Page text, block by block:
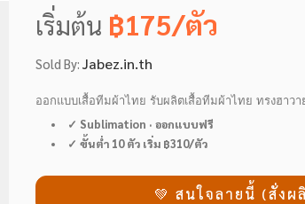
ให้คะแนน
4.7จาก 5
บน
10
การให้
คะแนนของ
เริ่มต้น ฿175/ตัว
Sold By: Jabez.in.th
ออกแบบเสื้อทีมผ้าไทย รับผลิตเสื้อทีมผ้าไทย ทรงฮาว
✓ Sublimation · ออกแบบฟรี
✓ ขั้นต่ำ 10 ตัว เริ่ม ฿310/ตัว
💚 สนใจลายนี้ (สั่งผ